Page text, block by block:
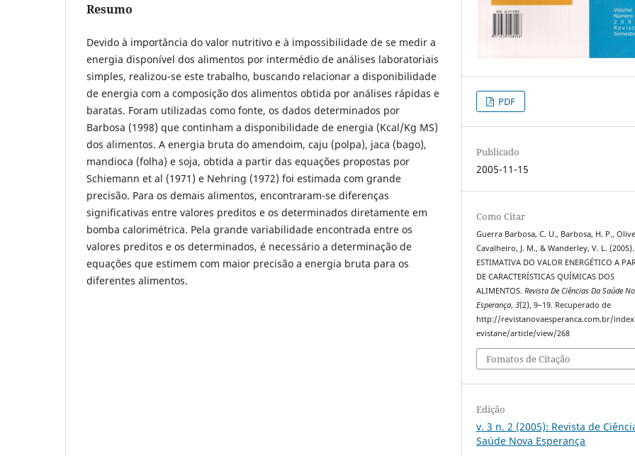
Resumo
Devido à importância do valor nutritivo e à impossibilidade de se medir a
energia disponível dos alimentos por intermédio de análises laboratoriais
simples, realizou-se este trabalho, buscando relacionar a disponibilidade
de energia com a composição dos alimentos obtida por análises rápidas e
baratas. Foram utilizadas como fonte, os dados determinados por
Barbosa (1998) que continham a disponibilidade de energia (Kcal/Kg MS)
dos alimentos. A energia bruta do amendoim, caju (polpa), jaca (bago),
mandioca (folha) e soja, obtida a partir das equações propostas por
Schiemann et al (1971) e Nehring (1972) foi estimada com grande
precisão. Para os demais alimentos, encontraram-se diferenças
significativas entre valores preditos e os determinados diretamente em
bomba calorimétrica. Pela grande variabilidade encontrada entre os
valores preditos e os determinados, é necessário a determinação de
equações que estimem com maior precisão a energia bruta para os
diferentes alimentos.
PDF
Publicado
2005-11-15
Como Citar
Guerra Barbosa, C. U., Barbosa, H. P.,
Cavalheiro, J. M., & Wanderley, V. L. (2005).
ESTIMATIVA DO VALOR ENERGÉTICO A
DE CARACTERÍSTICAS QUÍMICAS DOS
ALIMENTOS.Revista De Ciências Da Saúde
Esperança,3(2), 9–19. Recuperado de
http://revistanovaesperanca.com.br/
evistane/article/view/268
Fomatos de Citação
Edição
v. 3 n. 2 (2005): Revista de
Saúde Nova Esperança